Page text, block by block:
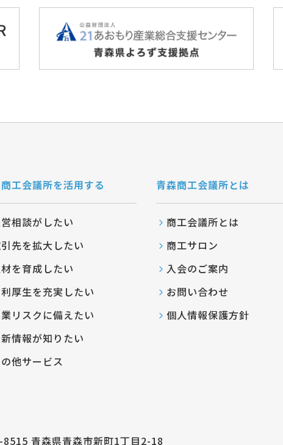
工会議所を活用する
相談がしたい
先を拡大したい
を育成したい
厚生を充実したい
リスクに備えたい
情報が知りたい
他サービス
青森商工会議所とは
商工会議所とは
商工サロン
入会のご案内
お問い合わせ
個人情報保護方針
8515 青森県青森市新町1丁目2-18